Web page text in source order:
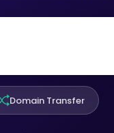
Domain Transfer